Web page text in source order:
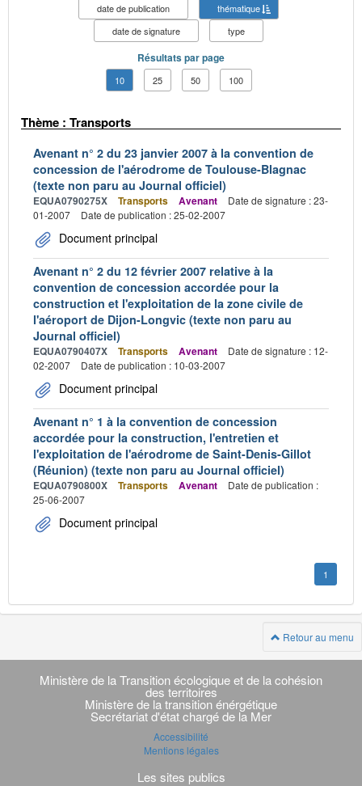
date de publication
thématique
date de signature
type
Résultats par page
10 25 50 100
Thème : Transports
Avenant n° 2 du 23 janvier 2007 à la convention de
concession de l'aérodrome de Toulouse-Blagnac
(texte non paru au Journal officiel)
EQUA0790275X Transports Avenant
Date de signature : 23-
01-2007
Date de publication : 25-02-2007
Document principal
Avenant n° 2 du 12 février 2007 relative à la
convention de concession accordée pour la
construction et l'exploitation de la zone civile de
l'aéroport de Dijon-Longvic (texte non paru au
Journal officiel)
EQUA0790407X Transports Avenant
Date de signature : 12-
02-2007
Date de publication : 10-03-2007
Document principal
Avenant n° 1 à la convention de concession
accordée pour la construction, l'entretien et
l'exploitation de l'aérodrome de Saint-Denis-Gillot
(Réunion) (texte non paru au Journal officiel)
EQUA0790800X Transports Avenant
Date de publication :
25-06-2007
Document principal
1
Retour au menu
Navigation
transverse
Ministère de la Transition écologique et de la cohésion
des territoires
Ministère de la transition énérgétique
Secrétariat d'état chargé de la Mer
Accessibilité
Mentions légales
Les sites publics